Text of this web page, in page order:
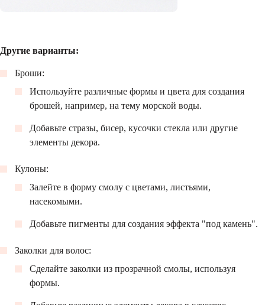
Другие варианты:
Броши:
Используйте различные формы и цвета для создания
брошей, например, на тему морской воды.
Добавьте стразы, бисер, кусочки стекла или другие
элементы декора.
Кулоны:
Залейте в форму смолу с цветами, листьями,
насекомыми.
Добавьте пигменты для создания эффекта "под камень".
Заколки для волос:
Сделайте заколки из прозрачной смолы, используя
формы.